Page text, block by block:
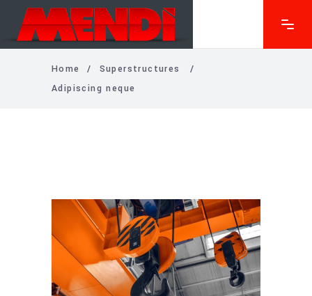
Home / Superstructures
/
Adipiscing neque